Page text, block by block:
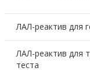
ЛАЛ-реактив для
ЛАЛ-реактив для
теста